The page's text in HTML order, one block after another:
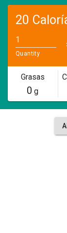
20
Quantity
Grasas
0 g